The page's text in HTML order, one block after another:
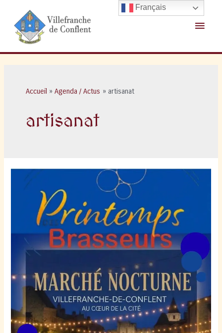
contenu
Menu
Accueil Agenda / Actus artisanat
artisanat
Français